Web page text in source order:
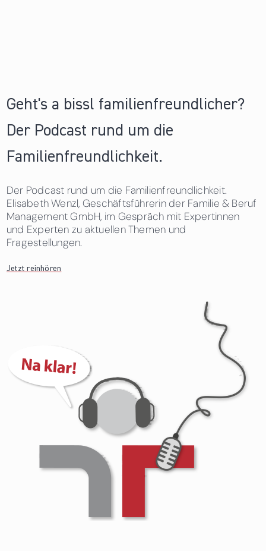
Geht's a bissl familienfreundlicher?
Der Podcast rund um die
Familienfreundlichkeit.
Der Podcast rund um die Familienfreundlichkeit.
Elisabeth Wenzl, Geschäftsführerin der Familie & Beruf
Management GmbH, im Gespräch mit Expertinnen
und Experten zu aktuellen Themen und
Fragestellungen.
Jetzt reinhören